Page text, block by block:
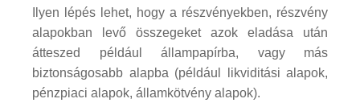
Ilyen lépés lehet, hogy a részvényekben, részvény
alapokban levő összegeket azok eladása után
átteszed például állampapírba, vagy más
biztonságosabb alapba (például likviditási alapok,
pénzpiaci alapok, államkötvény alapok).